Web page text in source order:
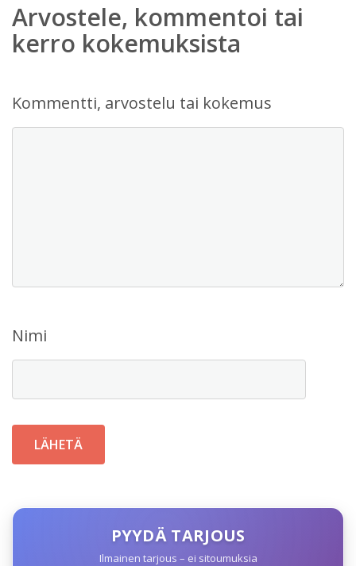
Arvostele, kommentoi tai
kerro kokemuksista
Kommentti, arvostelu tai kokemus
Nimi
PYYDÄ TARJOUS
Ilmainen tarjous – ei sitoumuksia